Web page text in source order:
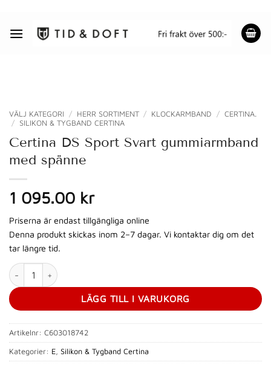
content
VÄLJ KATEGORI / HERR SORTIMENT / KLOCKARMBAND / CERTINA.
/
SILIKON & TYGBAND CERTINA
Certina DS Sport Svart gummiarmband
med spänne
1 095.00 kr
Priserna är endast tillgängliga online
Denna produkt skickas inom 2–7 dagar. Vi kontaktar dig om det
tar längre tid.
Certina DS Sport Svart gummiarmband med spänne mängd
LÄGG TILL I VARUKORG
Artikelnr: C603018742
Kategorier: E, Silikon & Tygband Certina